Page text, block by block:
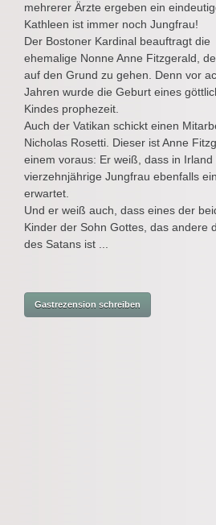
mehrerer Ärzte ergeben ein
Kathleen ist immer noch Jungfrau!
Der Bostoner Kardinal beauftragt die
ehemalige Nonne Anne Fitzgerald,
auf den Grund zu gehen. Denn vor
Jahren wurde die Geburt eines
Kindes prophezeit.
Auch der Vatikan schickt einen
Nicholas Rosetti. Dieser ist Anne
einem voraus: Er weiß, dass in Irland
vierzehnjährige Jungfrau ebenfalls
erwartet.
Und er weiß auch, dass eines der
Kinder der Sohn Gottes, das andere
des Satans ist ...